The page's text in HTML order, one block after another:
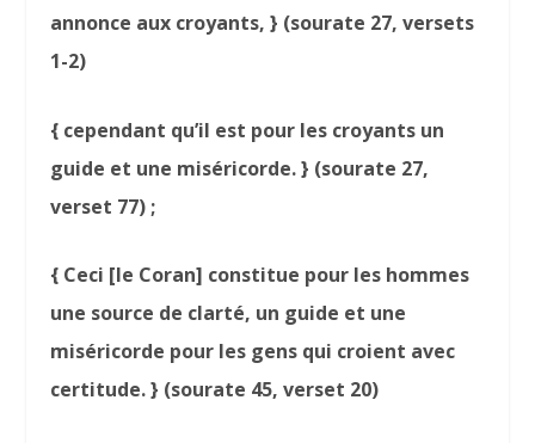
annonce aux croyants, } (sourate 27, versets
1-2)
{ cependant qu’il est pour les croyants un
guide et une miséricorde. } (sourate 27,
verset 77) ;
{ Ceci [le Coran] constitue pour les hommes
une source de clarté, un guide et une
miséricorde pour les gens qui croient avec
certitude. } (sourate 45, verset 20)